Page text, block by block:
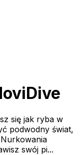
się jak ryba w
podwodny świat,
swój pi...